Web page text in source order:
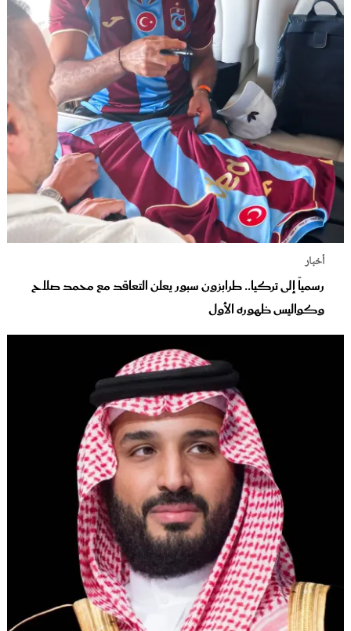
أخبار
رسمياً إلى تركيا.. طرابزون سبور يعلن التعاقد مع محمد صلاح
وكواليس ظهوره الأول